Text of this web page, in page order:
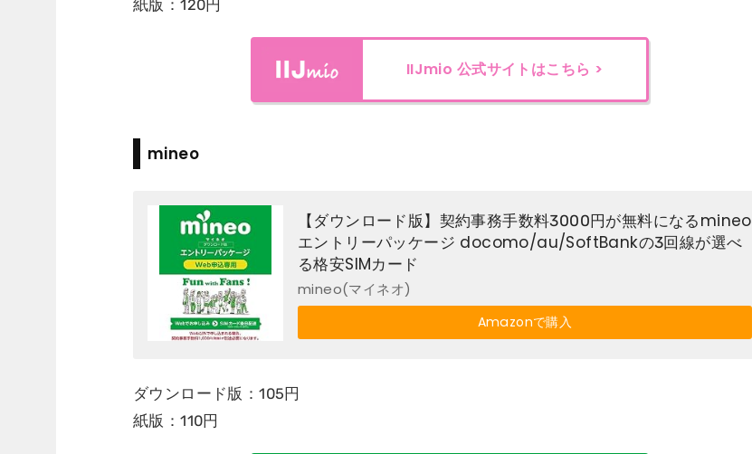
紙版：120円
IIJmio 公式サイトはこちら >
mineo
【ダウンロード版】契約事務手数料3000円が無料になるmineo
エントリーパッケージ docomo/au/SoftBankの3回線が選べ
る格安SIMカード
mineo(マイネオ)
Amazonで購入
ダウンロード版：105円
紙版：110円